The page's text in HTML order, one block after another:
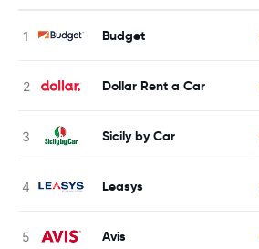
Budget
Dollar Rent a Car
Sicily by Car
Leasys
Avis